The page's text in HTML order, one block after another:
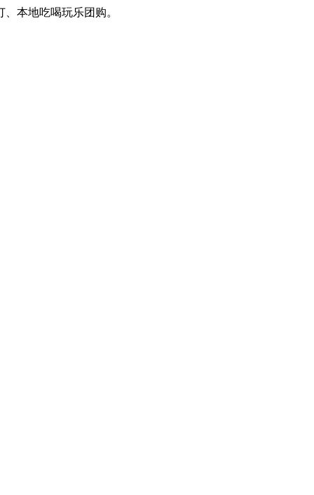
地吃喝玩乐团购。